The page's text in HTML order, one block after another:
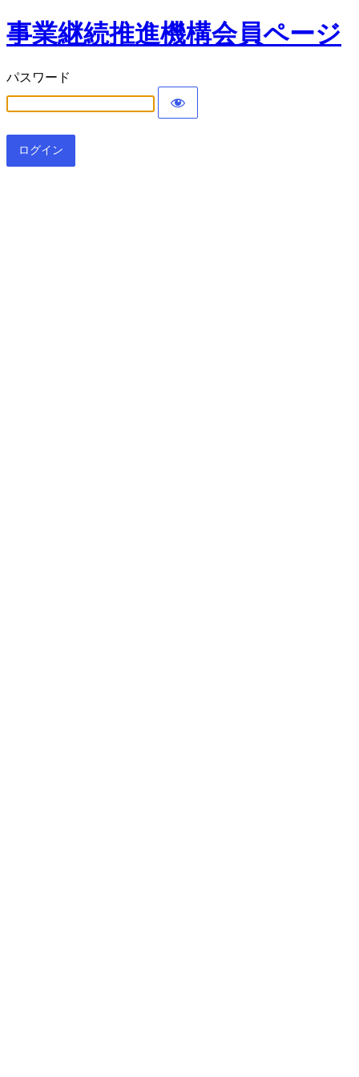
事業継続推進機構会員ページ
パスワード